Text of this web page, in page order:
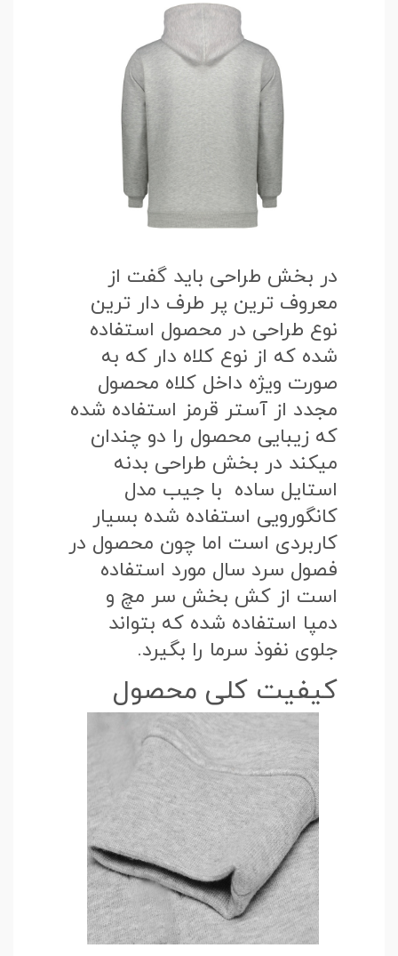
در بخش طراحی باید گفت از
معروف ترین پر طرف دار ترین
نوع طراحی در محصول استفاده
شده که از نوع کلاه دار که به
صورت ویژه داخل کلاه محصول
مجدد از آستر قرمز استفاده شده
که زیبایی محصول را دو چندان
میکند در بخش طراحی بدنه
استایل ساده با جیب مدل
کانگورویی استفاده شده بسیار
کاربردی است اما چون محصول در
فصول سرد سال مورد استفاده
است از کش بخش سر مچ و
دمپا استفاده شده که بتواند
جلوی نفوذ سرما را بگیرد.
کیفیت کلی محصول